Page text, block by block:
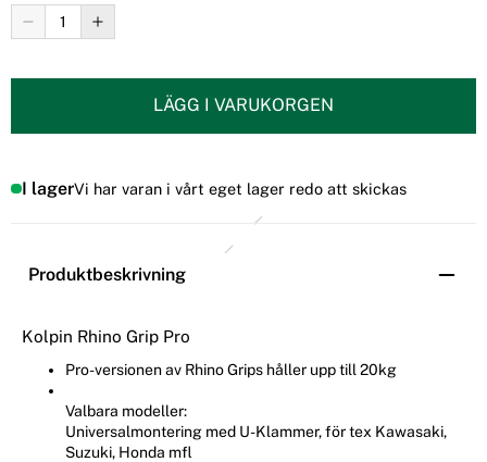
LÄGG I VARUKORGEN
I lagerVi har varan i vårt eget lager redo att skickas
Produktbeskrivning
Kolpin Rhino Grip Pro
Pro-versionen av Rhino Grips håller upp till 20kg
Valbara modeller:
Universalmontering med U-Klammer, för tex Kawasaki,
Suzuki, Honda mfl